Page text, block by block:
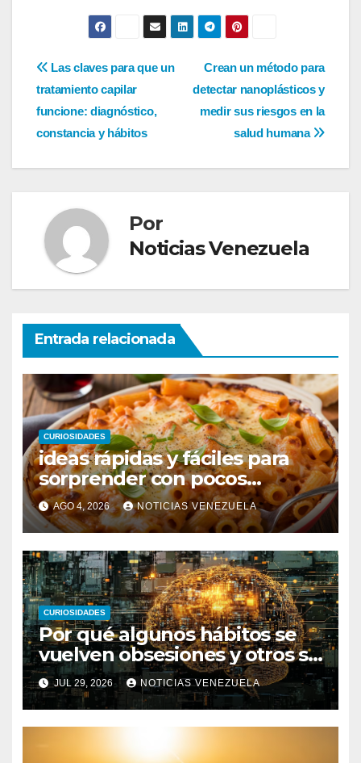
Navegación
de
entradas
Crean un método para
detectar nanoplásticos y
medir sus riesgos en la
salud humana
Las claves para que un
tratamiento capilar
funcione: diagnóstico,
constancia y hábitos
Por
Noticias Venezuela
Entrada relacionada
CURIOSIDADES
ideas rápidas y fáciles para
sorprender con pocos
ingredientes
AGO 4, 2026 NOTICIAS VENEZUELA
CURIOSIDADES
Por qué algunos hábitos se
vuelven obsesiones y otros se
desvanecen
JUL 29, 2026 NOTICIAS VENEZUELA